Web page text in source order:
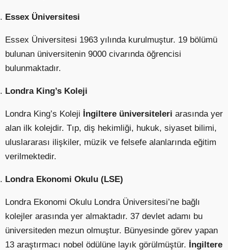
Essex Üniversitesi
Essex Üniversitesi 1963 yılında kurulmuştur. 19 bölümü
bulunan üniversitenin 9000 civarında öğrencisi
bulunmaktadır.
Londra King’s Koleji
Londra King’s Koleji İngiltere üniversiteleri arasında yer
alan ilk kolejdir. Tıp, diş hekimliği, hukuk, siyaset bilimi,
uluslararası ilişkiler, müzik ve felsefe alanlarında eğitim
verilmektedir.
Londra Ekonomi Okulu (LSE)
Londra Ekonomi Okulu Londra Üniversitesi’ne bağlı
kolejler arasında yer almaktadır. 37 devlet adamı bu
üniversiteden mezun olmuştur. Bünyesinde görev yapan
13 araştırmacı nobel ödülüne layık görülmüştür. İngiltere